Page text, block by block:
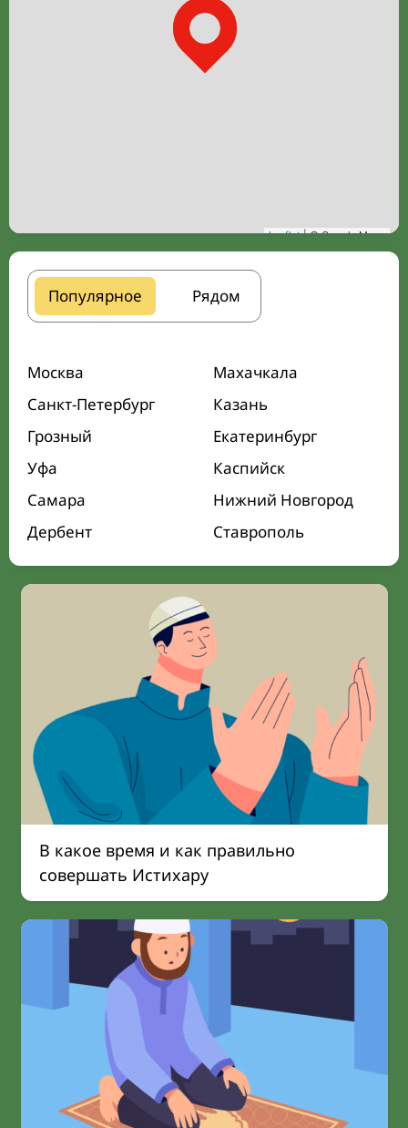
Leaflet| © Google Maps
Популярное Рядом
Москва
Махачкала
Санкт-Петербург
Казань
Грозный
Екатеринбург
Уфа
Каспийск
Самара
Нижний Новгород
Дербент
Ставрополь
В какое время и как правильно
совершать Истихару